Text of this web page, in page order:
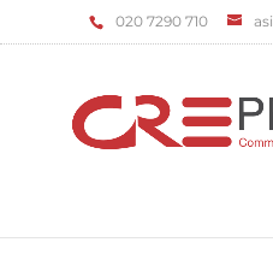
‌020 7290 710